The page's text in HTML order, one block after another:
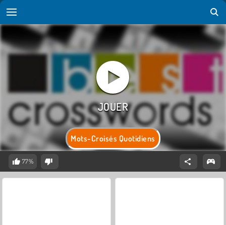
Mots-Croisés Quotidiens
77%